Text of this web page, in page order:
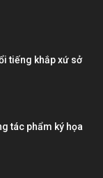
tiếng khắp xứ sở
tác phẩm ký họa